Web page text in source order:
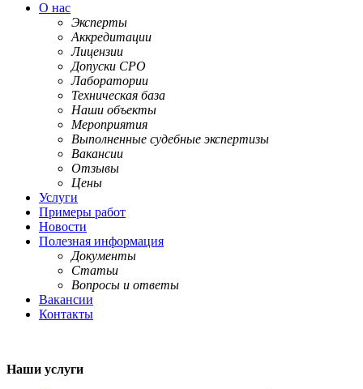
О нас
Эксперты
Аккредитации
Лицензии
Допуски СРО
Лаборатории
Техническая база
Наши объекты
Мероприятия
Выполненные судебные экспертизы
Вакансии
Отзывы
Цены
Услуги
Примеры работ
Новости
Полезная информация
Документы
Статьи
Вопросы и ответы
Вакансии
Контакты
Наши услуги